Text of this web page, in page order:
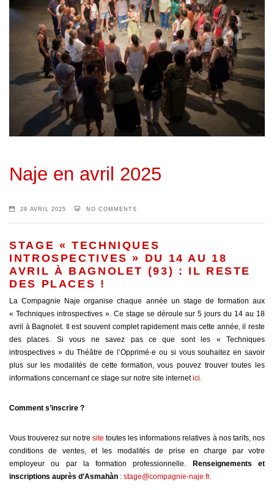
Naje en avril 2025
29 AVRIL 2025 NO COMMENTS
STAGE « TECHNIQUES
INTROSPECTIVES » DU 14 AU 18
AVRIL À BAGNOLET (93) : IL RESTE
DES PLACES !
La Compagnie Naje organise chaque année un stage de formation aux
« Techniques introspectives ». Ce stage se déroule sur 5 jours du 14 au 18
avril à Bagnolet. Il est souvent complet rapidement mais cette année, il reste
des places. Si vous ne savez pas ce que sont les « Techniques
introspectives » du Théâtre de l’Opprimé·e ou si vous souhaitez en savoir
plus sur les modalités de cette formation, vous pouvez trouver toutes les
informations concernant ce stage sur notre site internetici.
Comment s’inscrire ?
Vous trouverez sur notre site toutes les informations relatives à nos tarifs, nos
conditions de ventes, et les modalités de prise en charge par votre
employeur ou par la formation professionnelle. Renseignements et
inscriptions auprès d’Asmahàn : stage@compagnie-naje.fr.